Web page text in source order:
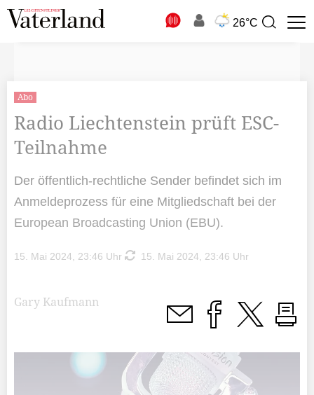
26°C
Suchbegriff
Abo
Radio Liechtenstein prüft ESC-
Teilnahme
Der öffentlich-rechtliche Sender befindet sich im
Anmeldeprozess für eine Mitgliedschaft bei der
European Broadcasting Union (EBU).
15. Mai 2024, 23:46 Uhr 15. Mai 2024, 23:46 Uhr
Gary Kaufmann